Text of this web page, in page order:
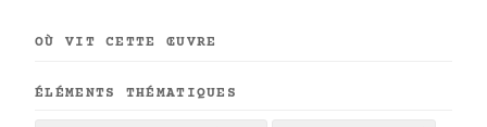
OÙ VIT CETTE ŒUVRE
ÉLÉMENTS THÉMATIQUES